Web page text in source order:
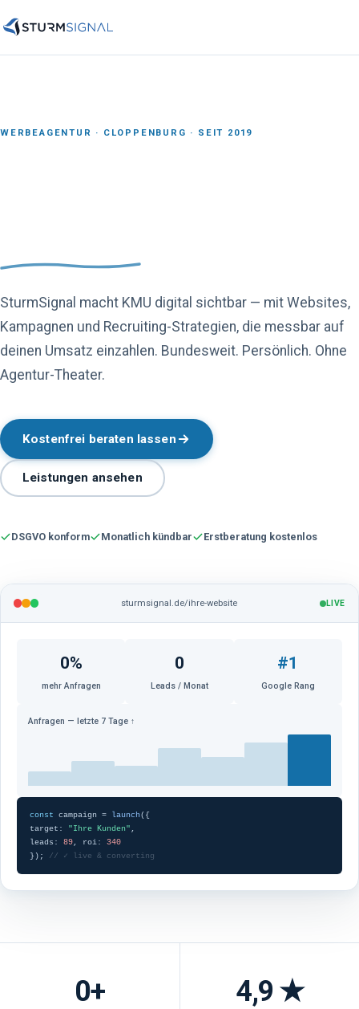
WERBEAGENTUR · CLOPPENBURG · SEIT 2019
SturmSignal macht KMU digital sichtbar — mit Websites,
Kampagnen und Recruiting-Strategien, die messbar auf
deinen Umsatz einzahlen. Bundesweit. Persönlich. Ohne
Agentur-Theater.
Kostenfrei beraten lassen
Leistungen ansehen
DSGVO konform Monatlich kündbar Erstberatung kostenlos
sturmsignal.de/ihre-website LIVE
0%
mehr Anfragen
0
Leads / Monat
#1
Google Rang
Anfragen — letzte 7 Tage ↑
const campaign = launch({
target: "Ihre Kunden" ,
leads: 89, roi: 340
});
// ✓ live & converting
0+ 4,9 ★